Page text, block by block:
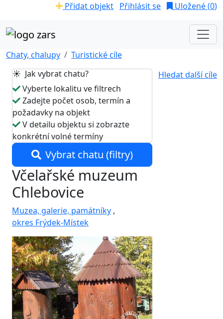
Přidat objekt Přihlásit se Uložené (0)
Chaty, chalupy
Turistické cíle
Hledat další cíle
☀️ Jak vybrat chatu?
Vyberte lokalitu ve filtrech
Zadejte počet osob, termín a
požadavky na objekt
V detailu objektu si zobrazte
konkrétní volné termíny
Vybrat chatu (filtry)
Včelařské muzeum
Chlebovice
Muzea, galerie, památníky ,
okres Frýdek-Místek